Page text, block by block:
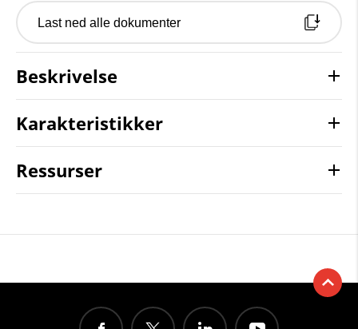
Last ned alle dokumenter
Beskrivelse
Karakteristikker
Ressurser